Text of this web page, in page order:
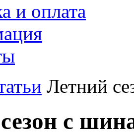
и оплата
Летний
с